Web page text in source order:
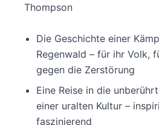
Thompson
Die Geschichte einer
Regenwald – für ihr Volk,
gegen die Zerstörung
Eine Reise in die
einer uralten Kultur –
faszinierend